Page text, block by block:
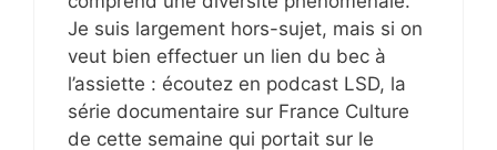
Je suis largement hors-sujet, mais si on
veut bien effectuer un lien du bec à
l’assiette : écoutez en podcast LSD, la
série documentaire sur France Culture
de cette semaine qui portait sur le